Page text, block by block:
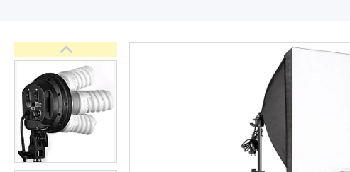
Студійні парасольки
Студійне світло
Лампи для постійного та
імпульсного світла
Набори постійного світла для
фото і відео
Набори імпульсного світла